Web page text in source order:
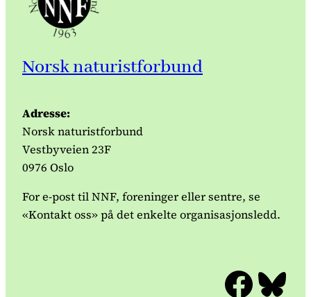
Norsk naturistforbund
Adresse:
Norsk naturistforbund
Vestbyveien 23F
0976 Oslo
For e-post til NNF, foreninger eller sentre, se
«Kontakt oss» på det enkelte organisasjonsledd.
Facebook Bluesky